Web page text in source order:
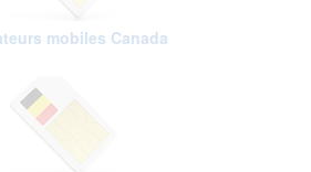
mobiles Canada